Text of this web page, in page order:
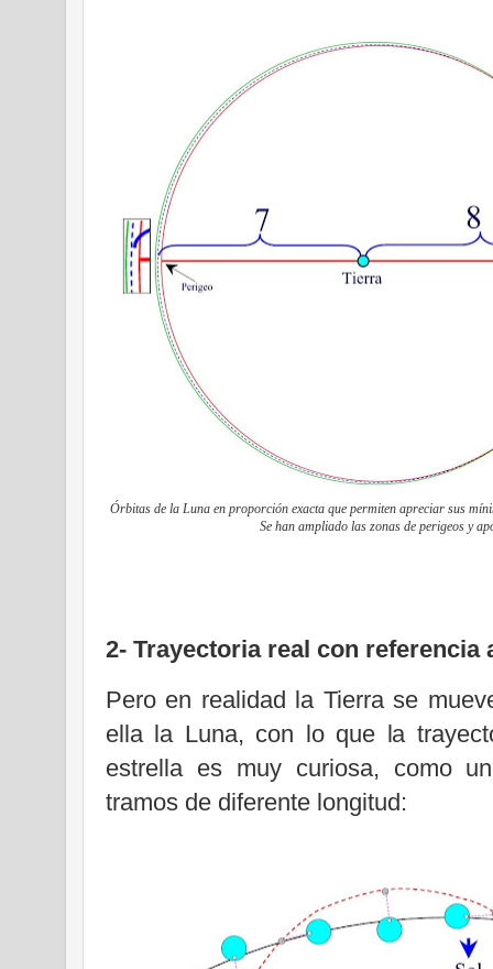
Órbitas de la Luna en proporción exacta que permiten apreciar sus
Se han ampliado las zonas de perigeos y
2- Trayectoria real con referencia
Pero en realidad la Tierra se
ella la Luna, con lo que la
estrella es muy curiosa, como
tramos de diferente longitud: